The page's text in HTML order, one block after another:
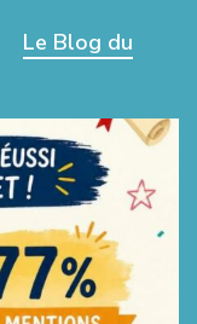
Le Blog du